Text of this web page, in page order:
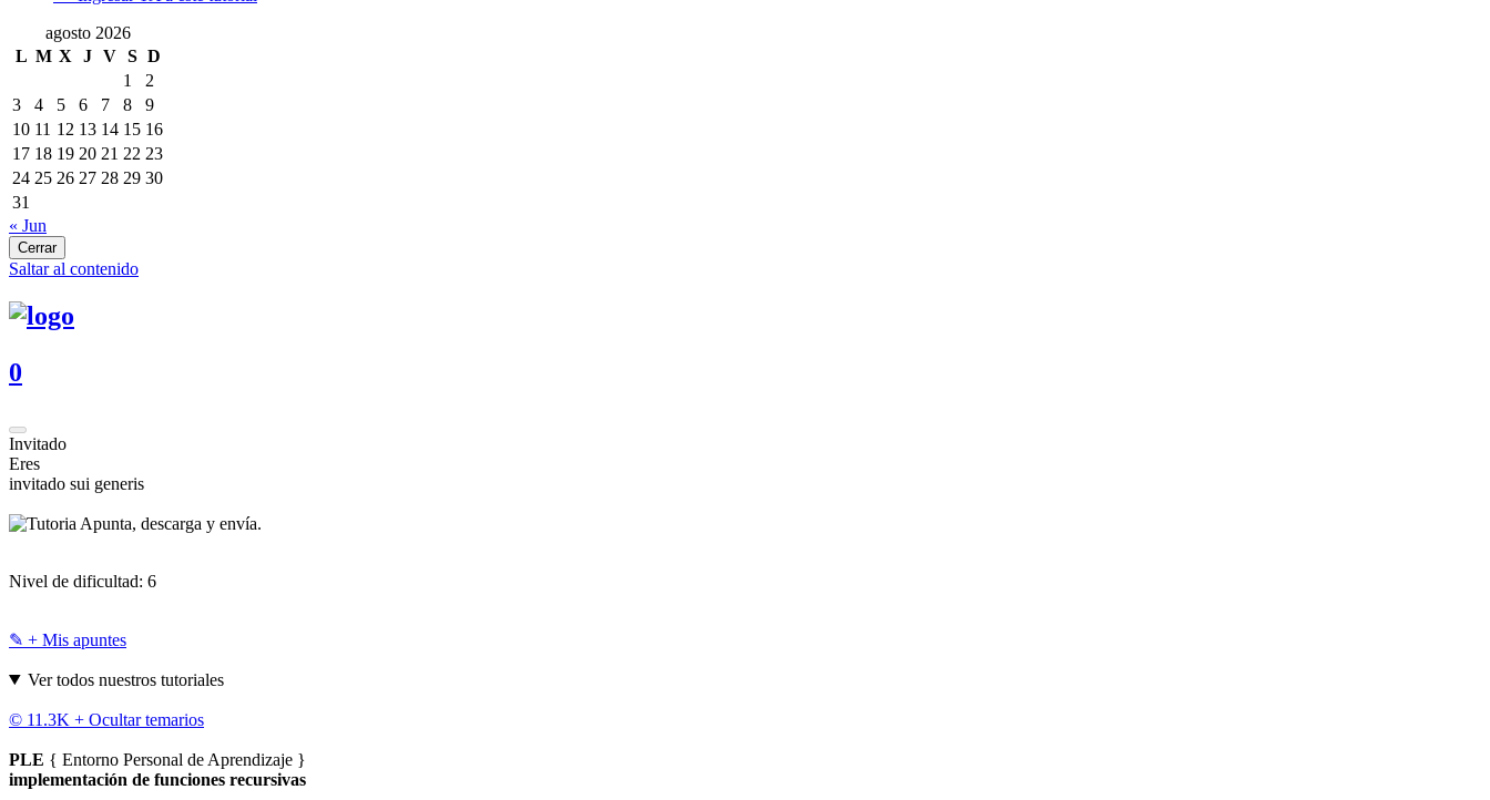
agosto 2026
L M X J V S D
1
2
3
4 5 6 7 8
9
10 11 12 13 14 15 16
17 18 19 20 21 22 23
24 25 26 27 28 29 30
31
« Jun
Cerrar
Saltar al contenido
0
Invitado
Eres
invitado sui generis
Apunta, descarga y envía.
Nivel de dificultad: 6
✎ + Mis apuntes
Ver todos nuestros tutoriales
© 11.3K + Ocultar temarios
PLE { Entorno Personal de Aprendizaje }
implementación de funciones recursivas